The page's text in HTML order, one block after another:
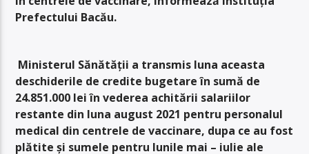
Prefectului Bacău.
Ministerul Sănătăţii a transmis luna aceasta
deschiderile de credite bugetare în sumă de
24.851.000 lei în vederea achitării salariilor
restante din luna august 2021 pentru personalul
medical din centrele de vaccinare, dupa ce au fost
plătite şi sumele pentru lunile mai – iulie ale